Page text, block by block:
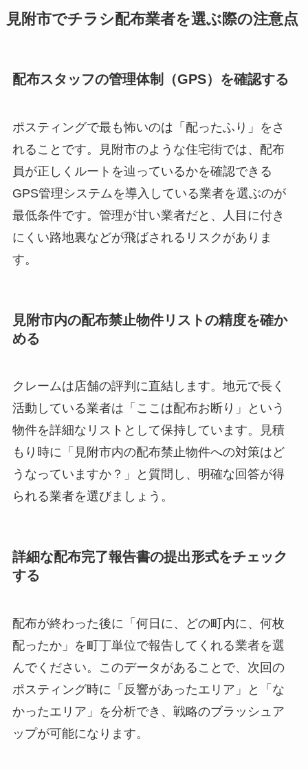
見附市でチラシ配布業者を選ぶ際の注意点
配布スタッフの管理体制（GPS）を確認する
ポスティングで最も怖いのは「配ったふり」をさ
れることです。見附市のような住宅街では、配布
員が正しくルートを辿っているかを確認できる
GPS管理システムを導入している業者を選ぶのが
最低条件です。管理が甘い業者だと、人目に付き
にくい路地裏などが飛ばされるリスクがありま
す。
見附市内の配布禁止物件リストの精度を確か
める
クレームは店舗の評判に直結します。地元で長く
活動している業者は「ここは配布お断り」という
物件を詳細なリストとして保持しています。見積
もり時に「見附市内の配布禁止物件への対策はど
うなっていますか？」と質問し、明確な回答が得
られる業者を選びましょう。
詳細な配布完了報告書の提出形式をチェック
する
配布が終わった後に「何日に、どの町内に、何枚
配ったか」を町丁単位で報告してくれる業者を選
んでください。このデータがあることで、次回の
ポスティング時に「反響があったエリア」と「な
かったエリア」を分析でき、戦略のブラッシュア
ップが可能になります。